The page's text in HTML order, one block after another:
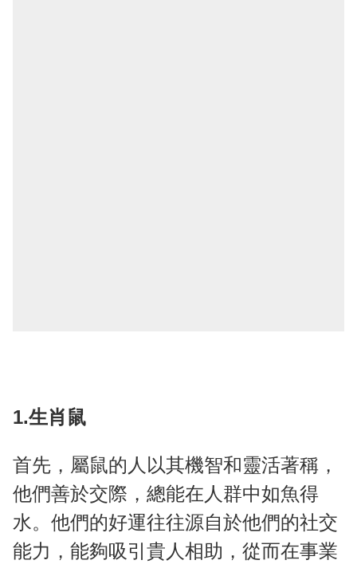
1.生肖鼠
首先，屬鼠的人以其機智和靈活著稱，
他們善於交際，總能在人群中如魚得
水。他們的好運往往源自於他們的社交
能力，能夠吸引貴人相助，從而在事業